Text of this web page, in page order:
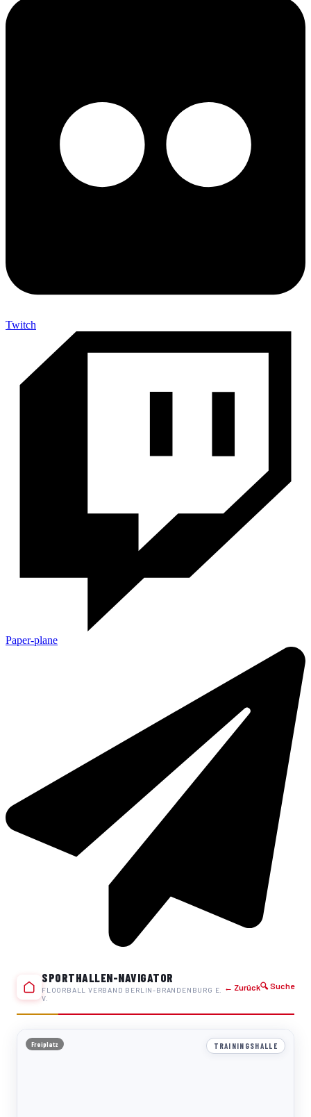
Twitch
Paper-plane
SPORTHALLEN-NAVIGATOR
FLOORBALL VERBAND BERLIN-BRANDENBURG E.
V.
← Zurück🔍 Suche
TRAININGSHALLE
Freiplatz